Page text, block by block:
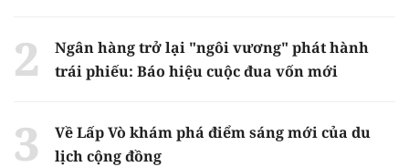
Ngân hàng trở lại "ngôi vương" phát hành
trái phiếu: Báo hiệu cuộc đua vốn mới
Về Lấp Vò khám phá điểm sáng mới của du
lịch cộng đồng